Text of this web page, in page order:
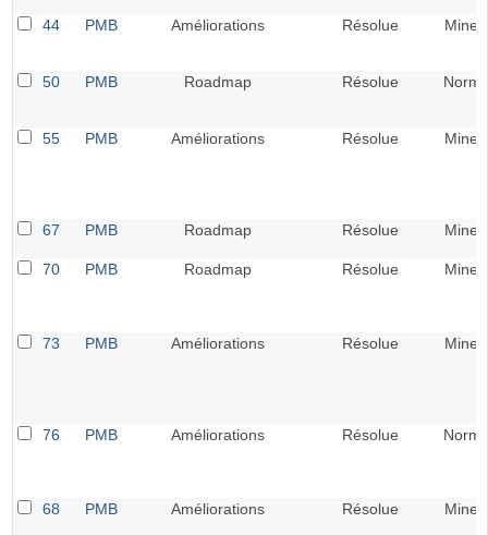
44 PMB Améliorations Résolue
50 PMB Roadmap Résolue
55 PMB Améliorations Résolue
67 PMB Roadmap Résolue
70 PMB Roadmap Résolue
73 PMB Améliorations Résolue
76 PMB Améliorations Résolue
68 PMB Améliorations Résolue